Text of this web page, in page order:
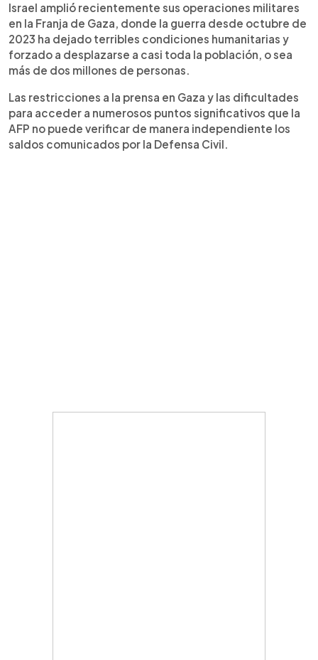
Israel amplió recientemente sus operaciones militares
en la Franja de Gaza, donde la guerra desde octubre de
2023 ha dejado terribles condiciones humanitarias y
forzado a desplazarse a casi toda la población, o sea
más de dos millones de personas.
Las restricciones a la prensa en Gaza y las dificultades
para acceder a numerosos puntos significativos que la
AFP no puede verificar de manera independiente los
saldos comunicados por la Defensa Civil.